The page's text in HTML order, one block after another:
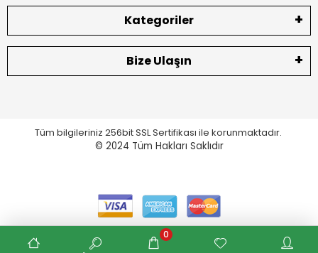
Kategoriler
Bize Ulaşın
Tüm bilgileriniz 256bit SSL Sertifikası ile korunmaktadır.
© 2024 Tüm Hakları Saklıdır
0